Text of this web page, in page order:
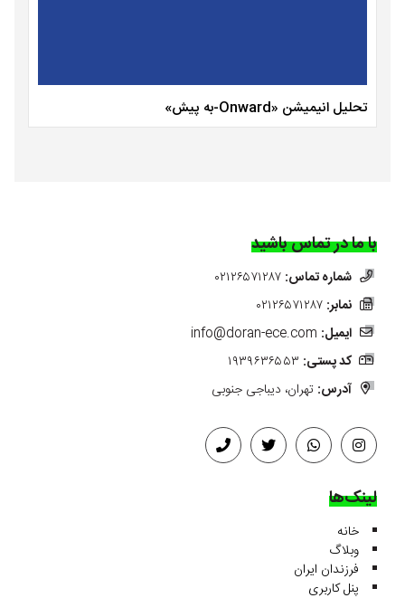
تحلیل انیمیشن «Onward-به پیش»
با ما در تماس باشید
شماره تماس: ۰۲۱۲۶۵۷۱۲۸۷
نمابر: ۰۲۱۲۶۵۷۱۲۸۷
ایمیل: info@doran-ece.com
کد پستی: ۱۹۳۹۶۳۶۵۵۳
آدرس: تهران، دیباجی جنوبی
لینک‌ها
خانه
وبلاگ
فرزندان ایران
پنل کاربری